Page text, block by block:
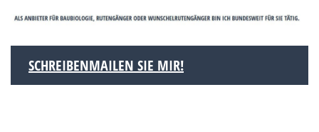
SCHREIBENMAILEN SIE MIR!